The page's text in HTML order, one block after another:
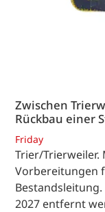
Zwischen
Rückbau einer
Friday
Trier/
Vorbereitungen
2027 entfernt